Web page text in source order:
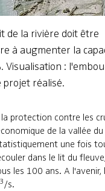
de la rivière doit être
à augmenter la
Visualisation :
projet réalisé.
protection contre les
de la vallée
une fois
dans le lit du
les 100 ans. A l'avenir,
3/s.